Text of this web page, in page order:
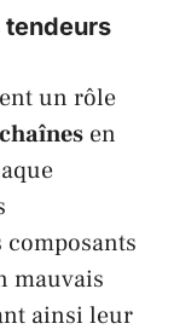
tendeurs
un rôle
chaînes en
mauvais
ainsi leur